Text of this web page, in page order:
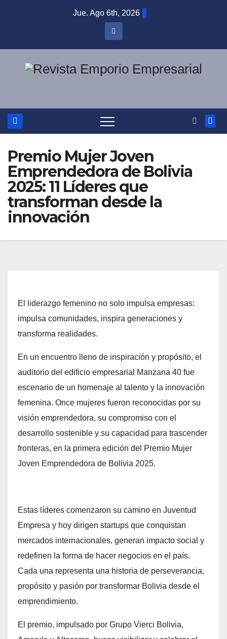
Jue. Ago 6th, 2026
Premio Mujer Joven
Emprendedora de Bolivia
2025: 11 Líderes que
transforman desde la
innovación
El liderazgo femenino no solo impulsa empresas:
impulsa comunidades, inspira generaciones y
transforma realidades.
En un encuentro lleno de inspiración y propósito, el
auditorio del edificio empresarial Manzana 40 fue
escenario de un homenaje al talento y la innovación
femenina. Once mujeres fueron reconocidas por su
visión emprendedora, su compromiso con el
desarrollo sostenible y su capacidad para trascender
fronteras, en la primera edición del Premio Mujer
Joven Emprendedora de Bolivia 2025.
Estas líderes comenzaron su camino en Juventud
Empresa y hoy dirigen startups que conquistan
mercados internacionales, generan impacto social y
redefinen la forma de hacer negocios en el país.
Cada una representa una historia de perseverancia,
propósito y pasión por transformar Bolivia desde el
emprendimiento.
El premio, impulsado por Grupo Vierci Bolivia,